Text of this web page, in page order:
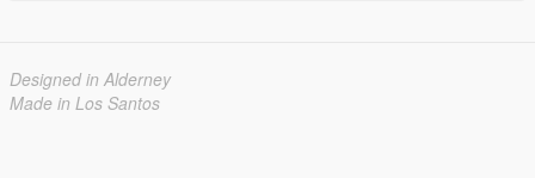
Designed in Alderney
Made in Los Santos